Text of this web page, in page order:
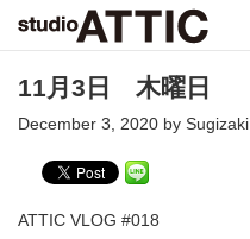
11月3日 木曜日
December 3, 2020 by Sugizaki
ATTIC VLOG #018